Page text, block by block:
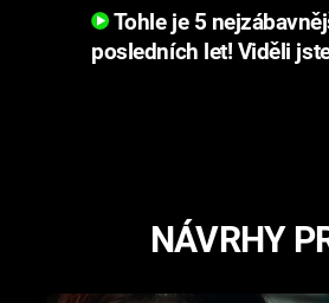
Tohle je 5
posledních let! Viděli
NÁVRHY